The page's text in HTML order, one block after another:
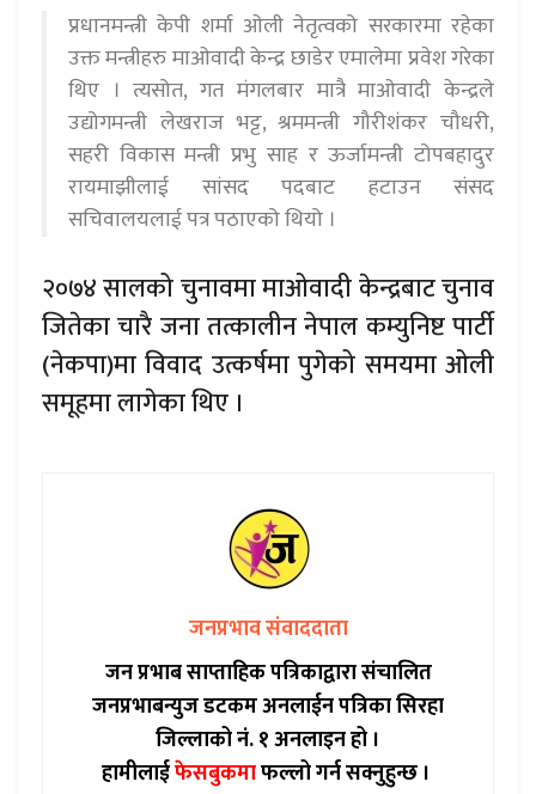
प्रधानमन्त्री केपी शर्मा ओली नेतृत्वको सरकारमा रहेका
उक्त मन्त्रीहरु माओवादी केन्द्र छाडेर एमालेमा प्रवेश गरेका
थिए । त्यसोत, गत मंगलबार मात्रै माओवादी केन्द्रले
उद्योगमन्त्री लेखराज भट्ट, श्रममन्त्री गौरीशंकर चौधरी,
सहरी विकास मन्त्री प्रभु साह र ऊर्जामन्त्री टोपबहादुर
रायमाझीलाई सांसद पदबाट हटाउन संसद
सचिवालयलाई पत्र पठाएको थियो ।
२०७४ सालको चुनावमा माओवादी केन्द्रबाट चुनाव
जितेका चारै जना तत्कालीन नेपाल कम्युनिष्ट पार्टी
(नेकपा)मा विवाद उत्कर्षमा पुगेको समयमा ओली
समूहमा लागेका थिए ।
जनप्रभाव संवाददाता
जन प्रभाब साप्ताहिक पत्रिकाद्वारा संचालित
जनप्रभाबन्युज डटकम अनलाईन पत्रिका सिरहा
जिल्लाको नं. १ अनलाइन हो ।
हामीलाईफेसबुकमाफल्लो गर्न सक्नुहुन्छ ।